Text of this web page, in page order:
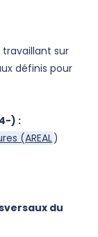
travaillant sur
définis pour
) :
(AREAL)
du